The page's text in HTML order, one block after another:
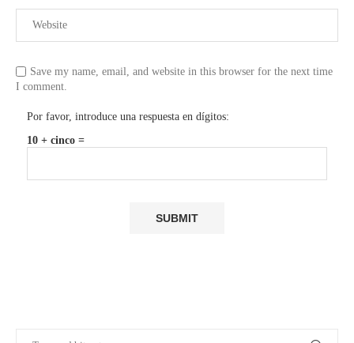
Save my name, email, and website in this browser for the next time
I comment.
Por favor, introduce una respuesta en dígitos:
10 + cinco =